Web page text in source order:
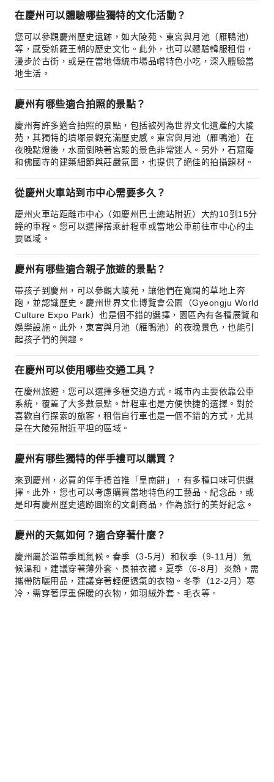
在慶州可以體驗哪些獨特的文化活動？
您可以參觀慶州歷史遺跡，如大陵苑、東宮與月池（雁鴨池）
等，感受新羅王朝的歷史文化。此外，也可以體驗韓服租借，
漫步於古街，或是在當地傳統市場品嚐特色小吃，深入體驗當
地生活。
慶州有哪些適合拍照的景點？
慶州有許多適合拍照的景點，包括被列為世界文化遺產的大陵
苑，其獨特的墳塚景觀充滿歷史感。東宮與月池（雁鴨池）在
夜晚點燈後，水面倒映著宮殿的景色非常迷人。另外，石窟庵
和佛國寺的建築細節與莊嚴氛圍，也提供了絕佳的拍攝題材。
從慶州火車站到市中心需要多久？
慶州火車站距離市中心（如慶州巴士總站附近）大約10到15分
鐘的車程。您可以選擇搭乘計程車或當地公車前往市中心的主
要區域。
慶州有哪些適合親子旅遊的景點？
帶孩子到慶州，可以參觀大陵苑，讓他們在寬闊的草地上奔
跑，並認識歷史。慶州世界文化博覽會公園（Gyeongju World
Culture Expo Park）也是個不錯的選擇，園區內有各種展覽和
娛樂設施。此外，東宮與月池（雁鴨池）的夜晚景色，也能引
起孩子們的興趣。
在慶州可以使用哪些交通工具？
在慶州旅遊，您可以選擇多種交通方式。城市內主要依靠公車
系統，覆蓋了大多數景點。計程車也是方便快捷的選擇。對於
喜歡自行探索的旅客，租借自行車也是一個不錯的方式，尤其
是在大陵苑附近平坦的區域。
慶州有哪些獨特的伴手禮可以購買？
來到慶州，必買的伴手禮首推「皇南餅」，有多種口味可供選
擇。此外，您也可以考慮購買當地特色的工藝品、紀念品，或
是印有慶州歷史遺跡圖案的文創商品，作為旅行的美好紀念。
慶州的天氣如何？適合穿著什麼？
慶州屬於溫帶季風氣候。春季（3-5月）和秋季（9-11月）氣
候溫和，建議穿著薄外套、長袖衣褲。夏季（6-8月）炎熱，需
攜帶防曬用品，建議穿著輕便透氣的衣物。冬季（12-2月）寒
冷，需穿著厚重保暖的衣物，如羽絨外套、毛衣等。